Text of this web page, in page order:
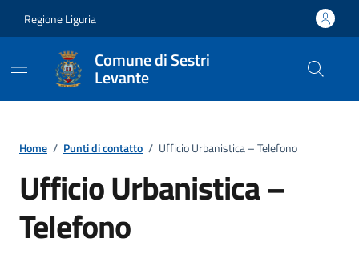
Regione Liguria
Comune di Sestri
Levante
Home / Punti di contatto / Ufficio Urbanistica – Telefono
Ufficio Urbanistica –
Telefono